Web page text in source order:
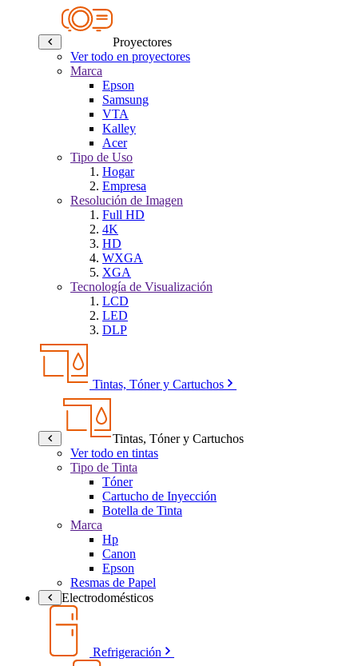
Proyectores
Ver todo en proyectores
Marca
Epson
Samsung
VTA
Kalley
Acer
Tipo de Uso
Hogar
Empresa
Resolución de Imagen
Full HD
4K
HD
WXGA
XGA
Tecnología de Visualización
LCD
LED
DLP
Tintas, Tóner y Cartuchos
Tintas, Tóner y Cartuchos
Ver todo en tintas
Tipo de Tinta
Tóner
Cartucho de Inyección
Botella de Tinta
Marca
Hp
Canon
Epson
Resmas de Papel
Electrodomésticos
Refrigeración